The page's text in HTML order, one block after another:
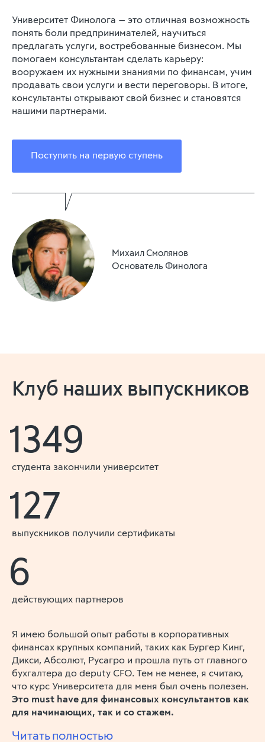
Университет Финолога — это отличная возможность
понять боли предпринимателей, научиться
предлагать услуги, востребованные бизнесом. Мы
помогаем консультантам сделать карьеру:
вооружаем их нужными знаниями по финансам, учим
продавать свои услуги и вести переговоры. В итоге,
консультанты открывают свой бизнес и становятся
нашими партнерами.
Поступить на первую ступень
Михаил Смолянов
Основатель Финолога
Клуб наших выпускников
1349
студента закончили университет
127
выпускников получили сертификаты
6
действующих партнеров
Я имею большой опыт работы в корпоративных
финансах крупных компаний, таких как Бургер Кинг,
Дикси, Абсолют, Русагро и прошла путь от главного
бухгалтера до deputy CFO. Тем не менее, я считаю,
что курс Университета для меня был очень полезен.
Это must have для финансовых консультантов как
для начинающих, так и со стажем.
Читать полностью